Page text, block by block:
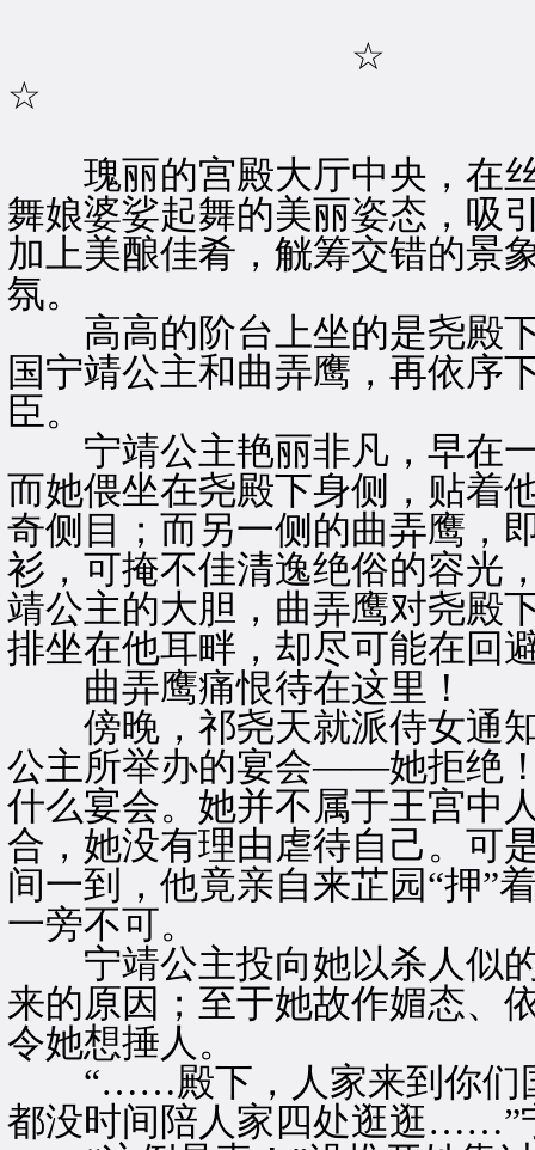
☆
☆
瑰丽的宫殿大厅中央，在丝
舞娘婆娑起舞的美丽姿态，吸
加上美酿佳肴，觥筹交错的景
氛。
高高的阶台上坐的是尧殿下
国宁靖公主和曲弄鹰，再依序
臣。
宁靖公主艳丽非凡，早在一
而她偎坐在尧殿下身侧，贴着
奇侧目；而另一侧的曲弄鹰，
衫，可掩不佳清逸绝俗的容光
靖公主的大胆，曲弄鹰对尧殿
排坐在他耳畔，却尽可能在回
曲弄鹰痛恨待在这里！
傍晚，祁尧天就派侍女通知
公主所举办的宴会——她拒绝
什么宴会。她并不属于王宫中
合，她没有理由虐待自己。可
间一到，他竟亲自来芷园“押”
一旁不可。
宁靖公主投向她以杀人似的
来的原因；至于她故作媚态、
令她想捶人。
“……殿下，人家来到你们国
都没时间陪人家四处逛逛……”